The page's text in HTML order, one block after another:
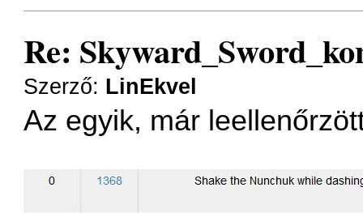
Re:
Szerző: LinEkvel
Az egyik, már